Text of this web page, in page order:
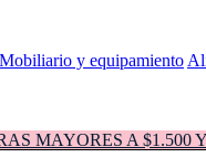
Mobiliario y equipamiento
MAYORES A $1.500